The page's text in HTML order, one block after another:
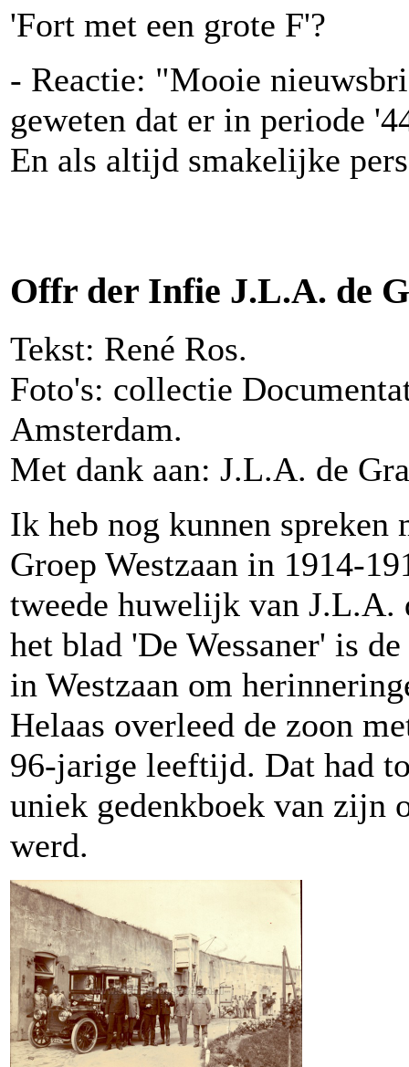
'Fort met een grote F'?
- Reactie: "Mooie
geweten dat er in periode
En als altijd smakelijke
Offr der Infie J.L.A. de
Tekst: René Ros.
Foto's: collectie
Amsterdam.
Met dank aan: J.L.A. de
Ik heb nog kunnen spreken
Groep Westzaan in 1914-
tweede huwelijk van J.L.A.
het blad 'De Wessaner' is
in Westzaan om
Helaas overleed de zoon
96-jarige leeftijd. Dat had
uniek gedenkboek van zijn
werd.